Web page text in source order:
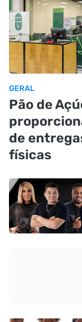
GERAL
Pão de
de
físicas